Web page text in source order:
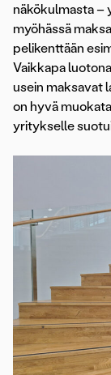
näkökulmasta –
myöhässä
pelikenttään
Vaikkapa
usein maksavat
on hyvä
yritykselle